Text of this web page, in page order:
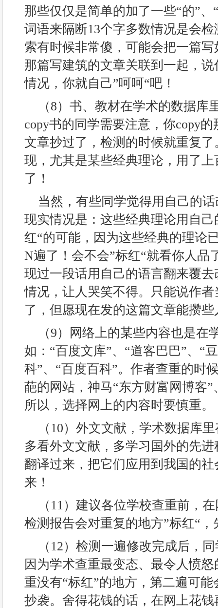
那些仅仅是简单的加了一些“的”
词语来隔断13个字多数情况是会
索有时候非常傻，可能会把一篇
那篇写建筑的文章关联到一起，
情况，你就自己”呵呵“吧！
（8）书、教材在学术的数据库
copy书的同学需要注意，你copy
文章抄过了，检测的时候就重复
现，尤其是某些经典理论，用了
了！
当然，有些同学觉得用自己的
现实情况是：这些经典理论用自
红“的可能，因为这些经典的理论
N遍了！会不会”标红“就看你人品
现过一段话用自己的语言翻来覆
情况，让人哭笑不得。只能说作
了，但愿现在发的这篇文章能攒
（9）网络上的某些内容也是在
如：“百度文库”、“道客巴巴”、“
科”、“百度百科”。作者查重的时
葩的网站，神马“东方财富网博客”
所以，选择网上的内容时要慎重。
（10）外文文献，学术数据库
多看外文文献，多学习国外的先
翻译过来，把它们应用到我国的
来！
（11）建议各位学校查重前，
检测报告会对重复的地方”标红“
（12）检测一遍修改完成后，
因为学术查重最变态、最令人愤
重没有“标红”的地方，第二遍可
抄袭。舍得花钱的话，在网上花